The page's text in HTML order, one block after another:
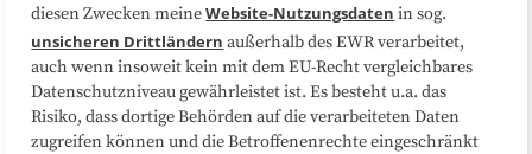
Folgen Sie uns
diesen Zwecken meineWebsite-Nutzungsdaten in sog.
unsicheren Drittländern außerhalb des EWR verarbeitet,
auch wenn insoweit kein mit dem EU-Recht vergleichbares
Datenschutzniveau gewährleistet ist. Es besteht u.a. das
Risiko, dass dortige Behörden auf die verarbeiteten Daten
zugreifen können und die Betroffenenrechte eingeschränkt